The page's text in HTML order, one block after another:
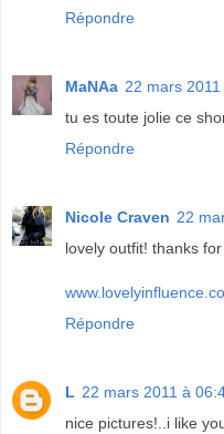
Répondre
MaNAa 22 mars
tu es toute jolie ce
Répondre
Nicole Craven 22
lovely outfit! thanks
Répondre
L 22 mars 2011 à
nice pictures!..i like